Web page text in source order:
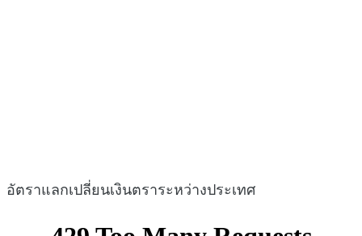
อัตราแลกเปลี่ยนเงินตราระหว่างประเทศ